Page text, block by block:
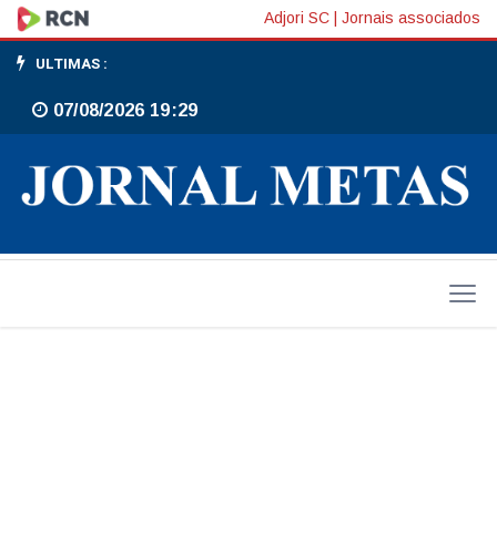
Editoriais Adjori SC Jornais associados
ULTIMAS :
07/08/2026 19:29